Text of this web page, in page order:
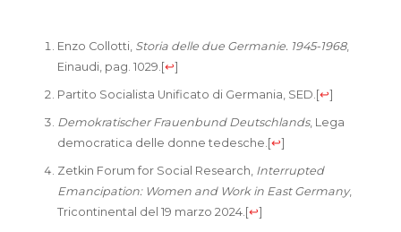
Enzo Collotti, Storia delle due Germanie. 1945-1968,
Einaudi, pag. 1029. [↩]
Partito Socialista Unificato di Germania, SED. [↩]
Demokratischer Frauenbund Deutschlands, Lega
democratica delle donne tedesche. [↩]
Zetkin Forum for Social Research, Interrupted
Emancipation: Women and Work in East Germany,
Tricontinental del 19 marzo 2024. [↩]